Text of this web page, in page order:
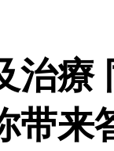
治療
带来